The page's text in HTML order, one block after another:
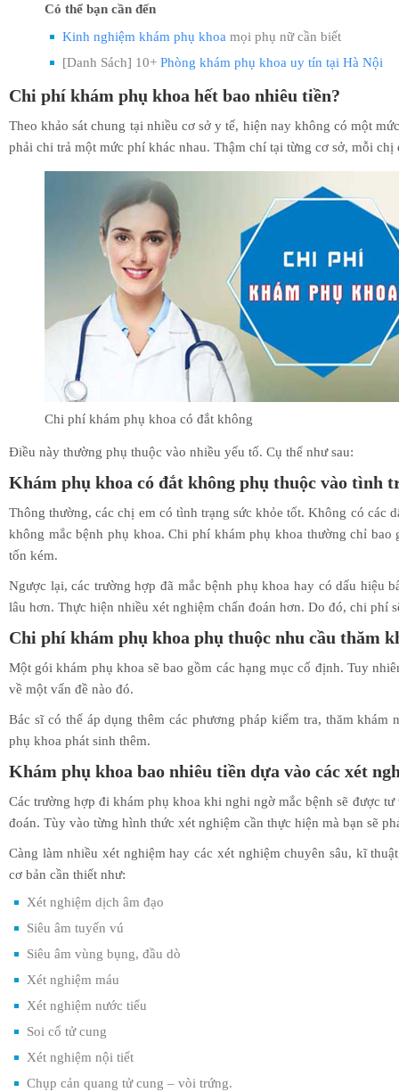
Có thể bạn cần đến
Kinh nghiệm khám phụ khoa mọi phụ nữ cần biết
[Danh Sách] 10+ Phòng khám phụ khoa uy tín tại Hà Nội
Chi phí khám phụ khoa hết bao nhiêu tiền?
Theo khảo sát chung tại nhiều cơ sở y tế, hiện nay không có một
phải chi trả một mức phí khác nhau. Thậm chí tại từng cơ sở, mỗi
Chi phí khám phụ khoa có đắt không
Điều này thường phụ thuộc vào nhiều yếu tố. Cụ thể như sau:
Khám phụ khoa có đắt không phụ thuộc vào tình
Thông thường, các chị em có tình trạng sức khỏe tốt. Không có các
không mắc bệnh phụ khoa. Chi phí khám phụ khoa thường chỉ
tốn kém.
Ngược lại, các trường hợp đã mắc bệnh phụ khoa hay có dấu hiệu
lâu hơn. Thực hiện nhiều xét nghiệm chẩn đoán hơn. Do đó, chi phí
Chi phí khám phụ khoa phụ thuộc nhu cầu thăm
Một gói khám phụ khoa sẽ bao gồm các hạng mục cố định. Tuy
về một vấn đề nào đó.
Bác sĩ có thể áp dụng thêm các phương pháp kiểm tra, thăm
phụ khoa phát sinh thêm.
Khám phụ khoa bao nhiêu tiền dựa vào các xét
Các trường hợp đi khám phụ khoa khi nghi ngờ mắc bệnh sẽ được
đoán. Tùy vào từng hình thức xét nghiệm cần thực hiện mà bạn sẽ
Càng làm nhiều xét nghiệm hay các xét nghiệm chuyên sâu, kĩ
cơ bản cần thiết như:
Xét nghiệm dịch âm đạo
Siêu âm tuyến vú
Siêu âm vùng bụng, đầu dò
Xét nghiệm máu
Xét nghiệm nước tiểu
Soi cổ tử cung
Xét nghiệm nội tiết
Chụp cản quang tử cung – vòi trứng.